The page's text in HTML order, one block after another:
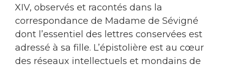
XIV, observés et racontés dans la
correspondance de Madame de Sévigné
dont l’essentiel des lettres conservées est
adressé à sa fille. L’épistolière est au cœur
des réseaux intellectuels et mondains de